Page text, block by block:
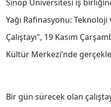
Sinop Üniversitesi iş
Yağı Rafinasyonu:
Çalıştayı", 19 Kasım
Kültür Merkezi’nde
Bir gün sürecek olan